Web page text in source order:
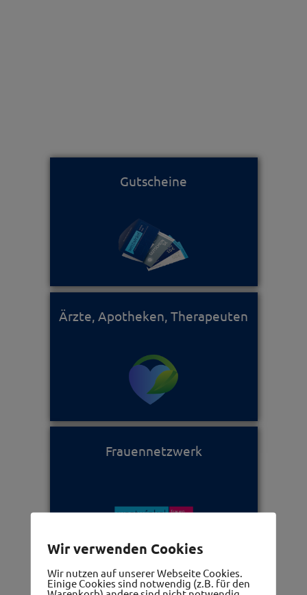
Gutscheine
Ärzte, Apotheken, Therapeuten
Frauennetzwerk
Die 5 Gemeinden im westwinkel
Wir verwenden Cookies
Wir nutzen auf unserer Webseite Cookies.
Einige Cookies sind notwendig (z.B. für den